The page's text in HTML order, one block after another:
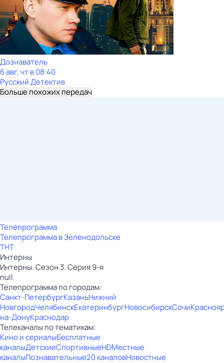
Дознаватель
6 авг, чт в 08:40
Русский Детектив
Больше похожих передач
Телепрограмма
Телепрограмма в Зеленодольске
ТНТ
Интерны
Интерны. Сезон 3. Серия 9-я
null
Телепрограмма по городам:
Санкт-ПетербургКазаньНижний
НовгородЧелябинскЕкатеринбургНовосибирскСочи
на-ДонуКраснодар
Телеканалы по тематикам:
Кино и сериалыБесплатные
каналыДетскиеСпортивныеHDМестные
каналыПознавательные20 каналовНовостные